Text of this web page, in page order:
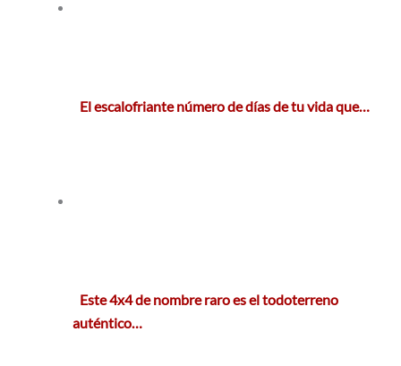
El escalofriante número de días de tu vida que…
Este 4x4 de nombre raro es el todoterreno
auténtico…